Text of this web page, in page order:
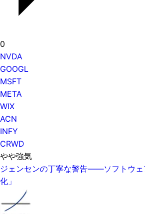
0
NVDA
GOOGL
MSFT
META
WIX
ACN
INFY
CRWD
やや強気
ジェンセンの丁寧な警告——ソフトウェ
化」